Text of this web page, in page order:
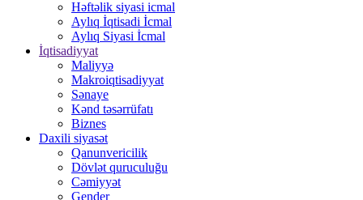
Həftəlik siyasi icmal
Aylıq İqtisadi İcmal
Aylıq Siyasi İcmal
İqtisadiyyat
Maliyyə
Makroiqtisadiyyat
Sənaye
Kənd təsərrüfatı
Biznes
Daxili siyasət
Qanunvericilik
Dövlət quruculuğu
Cəmiyyət
Gender